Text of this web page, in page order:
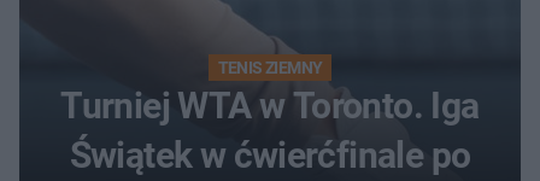
TENIS ZIEMNY
Turniej WTA w Toronto. Iga
Świątek w ćwierćfinale po